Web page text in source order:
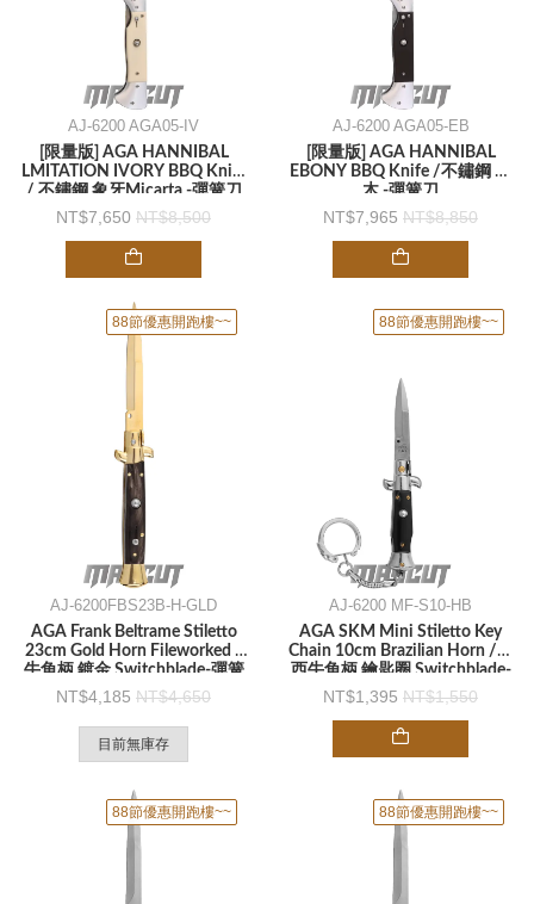
AJ-6200 AGA05-IV
[限量版] AGA HANNIBAL
LMITATION IVORY BBQ Knife
/ 不鏽鋼 象牙Micarta -彈簧刀
7,650 8,500
AJ-6200 AGA05-EB
[限量版] AGA HANNIBAL
EBONY BBQ Knife /不鏽鋼 烏
木 -彈簧刀
7,965 8,850
88節優惠開跑樓~~
AJ-6200FBS23B-H-GLD
AGA Frank Beltrame Stiletto
23cm Gold Horn Fileworked /
牛角柄 鍍金 Switchblade-彈簧
刀
4,185 4,650
目前無庫存
88節優惠開跑樓~~
AJ-6200 MF-S10-HB
AGA SKM Mini Stiletto Key
Chain 10cm Brazilian Horn /巴
西牛角柄 鑰匙圈 Switchblade-
彈簧刀
1,395 1,550
88節優惠開跑樓~~ 88節優惠開跑樓~~